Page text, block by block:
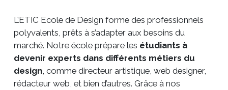
L’ETIC Ecole de Design forme des professionnels
polyvalents, prêts à s’adapter aux besoins du
marché. Notre école prépare les étudiants à
devenir experts dans différents métiers du
design , comme directeur artistique, web designer,
rédacteur web, et bien d’autres. Grâce à nos